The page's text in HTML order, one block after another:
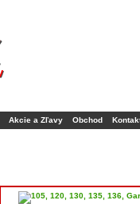
Akcie a Zľavy Obchod